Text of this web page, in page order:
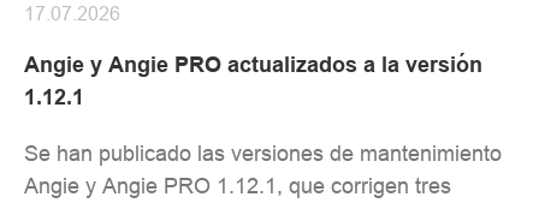
Angie y Angie PRO actualizados a la versión
1.12.1
17.07.2026
Se han publicado las versiones de mantenimiento
Angie y Angie PRO 1.12.1, que corrigen tres